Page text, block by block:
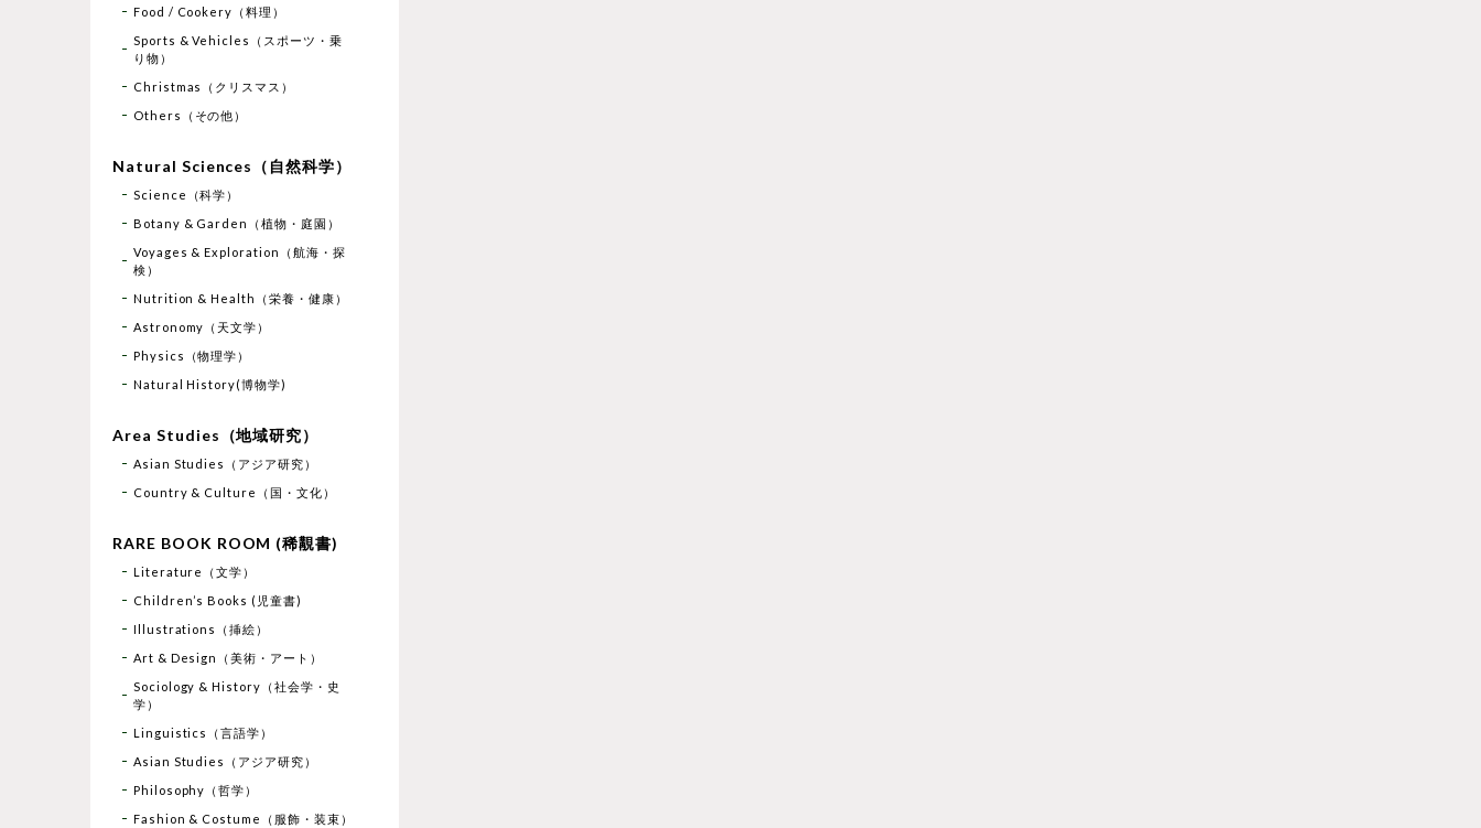
Food / Cookery（料理）
Sports & Vehicles（スポーツ・乗
り物）
Christmas（クリスマス）
Others（その他）
Natural Sciences（自然科学）
Science（科学）
Botany & Garden（植物・庭園）
Voyages & Exploration（航海・探
検）
Nutrition & Health（栄養・健康）
Astronomy（天文学）
Physics（物理学）
Natural History(博物学)
Area Studies（地域研究）
Asian Studies（アジア研究）
Country & Culture（国・文化）
RARE BOOK ROOM (稀覯書)
Literature（文学）
Children’s Books (児童書)
Illustrations（挿絵）
Art & Design（美術・アート）
Sociology & History（社会学・史
学）
Linguistics（言語学）
Asian Studies（アジア研究）
Philosophy（哲学）
Fashion & Costume（服飾・装束）